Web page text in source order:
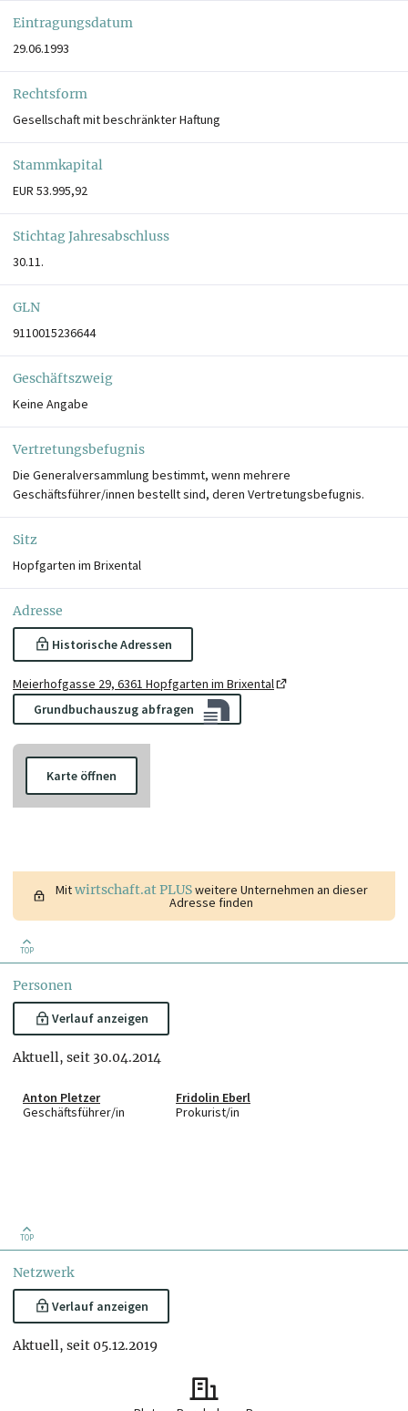
Eintragungsdatum
29.06.1993
Rechtsform
Gesellschaft mit beschränkter Haftung
Stammkapital
EUR 53.995,92
Stichtag Jahresabschluss
30.11.
GLN
9110015236644
Geschäftszweig
Keine Angabe
Vertretungsbefugnis
Die Generalversammlung bestimmt, wenn mehrere
Geschäftsführer/innen bestellt sind, deren Vertretungsbefugnis.
Sitz
Hopfgarten im Brixental
Adresse
Historische Adressen
Meierhofgasse 29, 6361 Hopfgarten im Brixental
Grundbuchauszug abfragen
Karte öffnen
Mitwirtschaft.at PLUSweitere Unternehmen an dieser
Adresse finden
TOP
Personen
Verlauf anzeigen
Aktuell, seit 30.04.2014
Anton Pletzer
Geschäftsführer/in
Fridolin Eberl
Prokurist/in
TOP
Netzwerk
Verlauf anzeigen
Aktuell, seit 05.12.2019